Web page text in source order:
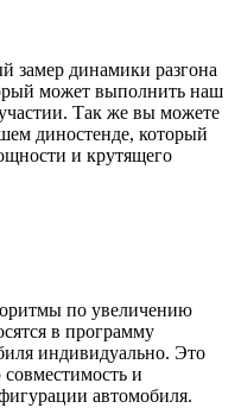
замер динамики разгона
может выполнить наш
Так же вы можете
диностенде, который
и крутящего
по увеличению
в программу
индивидуально. Это
и
автомобиля.